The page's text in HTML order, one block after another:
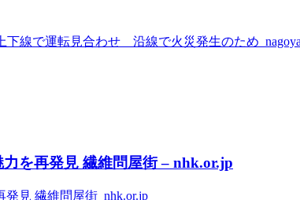
下線で運転見合わせ 沿線で火災発生のため
力を再発見 繊維問屋街 – nhk.or.jp
発見 繊維問屋街 nhk.or.jp